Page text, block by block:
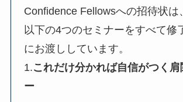
Confidence Fellowsへの招待状は
以下の4つのセミナーをすべて修
にお渡ししています。
1.これだけ分かれば自信がつく
ー